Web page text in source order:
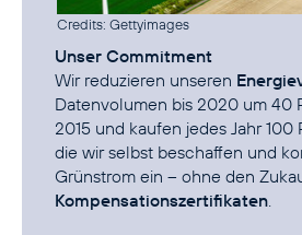
Credits: Gettyimages
Unser Commitment
Wir reduzieren unseren
Datenvolumen bis 2020 um 40
2015 und kaufen jedes Jahr 100
die wir selbst beschaffen und
Grünstrom ein – ohne den
Kompensationszertifikaten